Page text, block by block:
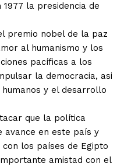
1977 la presidencia de
premio nobel de la paz
al humanismo y los
pacíficas a los
la democracia, asi
y el desarrollo
que la política
en este país y
los países de Egipto
amistad con el